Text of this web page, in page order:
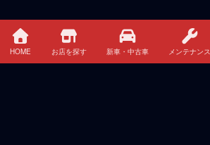
HOME お店を探す 新車・中古車 メンテナンス